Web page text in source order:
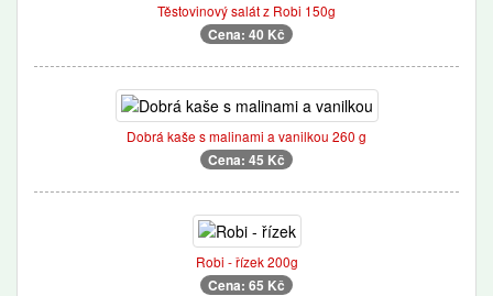
Těstovinový salát z Robi 150g
Cena: 40 Kč
Dobrá kaše s malinami a vanilkou 260 g
Cena: 45 Kč
Robi - řízek 200g
Cena: 65 Kč